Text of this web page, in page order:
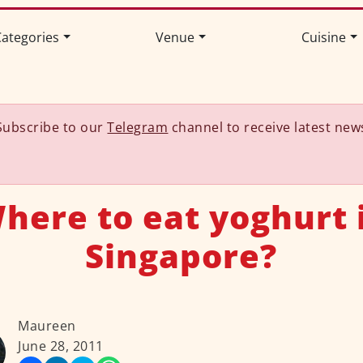
Venue Cuisine
to ourTelegram channel to receive latest
to eat yoghurt
Singapore?
Maureen
June 28, 2011